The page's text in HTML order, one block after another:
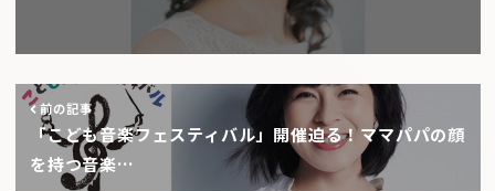
前の記事
「こども音楽フェスティバル」開催迫る！ママパパの顔
を持つ音楽…